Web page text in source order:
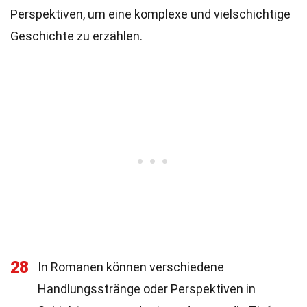
Perspektiven, um eine komplexe und vielschichtige
Geschichte zu erzählen.
28
In Romanen können verschiedene
Handlungsstränge oder Perspektiven in